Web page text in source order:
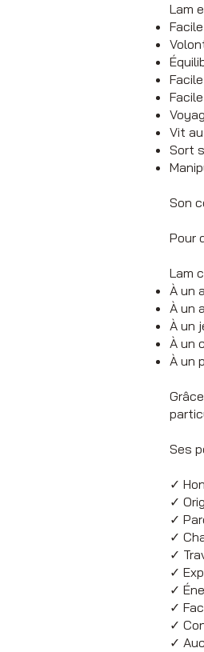
Lam
Vit
Sort
Son
Pour
Lam
À un
À un
À un
À un
À un
Ses
✓
✓
✓
✓
✓
✓
✓
✓
✓
✓